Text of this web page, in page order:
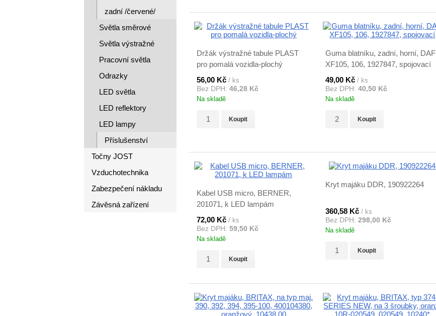
zadní /červené/
Světla směrové
Světla výstražné
Pracovní světla
Odrazky
LED světla
LED reflektory
LED lampy
Příslušenství
Točny JOST
Vzduchotechnika
Zabezpečení nákladu
Závěsná zařízení
Držák výstražné tabule PLAST
pro pomalá vozidla-plochý
56,00 Kč / ks
Bez DPH: 46,28 Kč
Na skladě
Koupit
Guma blatníku, zadní, horní, DAF
XF105, 106, 1927847, spojovací
49,00 Kč/ ks
Bez DPH: 40,50 Kč
Na skladě
Koupit
Kabel USB micro, BERNER,
201071, k LED lampám
72,00 Kč / ks
Bez DPH: 59,50 Kč
Na skladě
Koupit
Kryt majáku DDR, 190922264
360,58 Kč/ ks
Bez DPH: 298,00 Kč
Na skladě
Koupit